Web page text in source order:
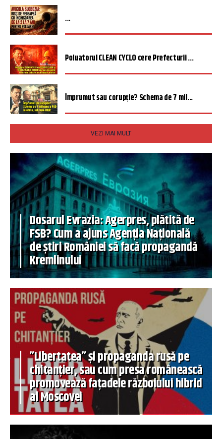
...
Poluatorul CLEAN CYCLO cere Prefecturii ...
Împrumut sau corupție? Schema de 7 mil...
VEZI MAI MULT
Dosarul Evrazia: Agerpres, plătită de
FSB? Cum a ajuns Agenția Națională
de știri României să facă propagandă
Kremlinului
”Libertatea” și propaganda rusă pe
chitanțier, sau cum presa românească
promovează fațadele războiului hibrid
al Moscovei